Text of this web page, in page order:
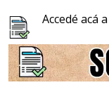
Accedé acá